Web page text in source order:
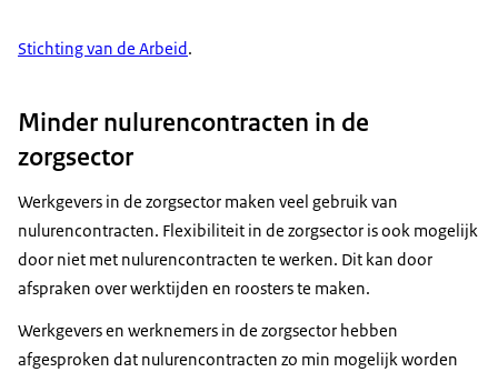
Stichting van de Arbeid.
Minder nulurencontracten in de
zorgsector
Werkgevers in de zorgsector maken veel gebruik van
nulurencontracten. Flexibiliteit in de zorgsector is ook mogelijk
door niet met nulurencontracten te werken. Dit kan door
afspraken over werktijden en roosters te maken.
Werkgevers en werknemers in de zorgsector hebben
afgesproken dat nulurencontracten zo min mogelijk worden